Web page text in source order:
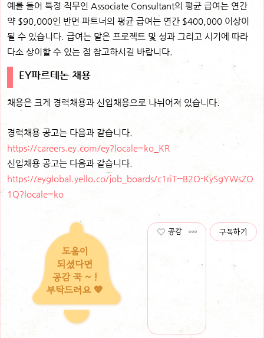
예를 들어 특정 직무인 Associate Consultant의 평균 급여는 연간
약 $90,000인 반면 파트너의 평균 급여는 연간 $400,000 이상이
될 수 있습니다. 급여는 맡은 프로젝트 및 성과 그리고 시기에 따라
다소 상이할 수 있는 점 참고하시길 바랍니다.
EY파르테논 채용
채용은 크게 경력채용과 신입채용으로 나뉘어져 있습니다.
경력채용 공고는 다음과 같습니다.
https://careers.ey.com/ey?locale=ko_KR
신입채용 공고는 다음과 같습니다.
https://eyglobal.yello.co/job_boards/c1riT--B2O-KySgYWsZO
1Q?locale=ko
도움이
되셨다면
공감 꾹 ~ !
부탁드려요 💖
공감 구독하기